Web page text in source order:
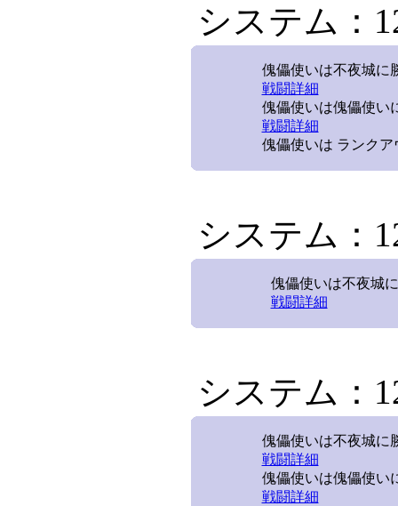
システム：
傀儡使いは不夜城に
戦闘詳細
傀儡使いは傀儡使い
戦闘詳細
傀儡使いは ランク
システム：
傀儡使いは不夜城
戦闘詳細
システム：
傀儡使いは不夜城に
戦闘詳細
傀儡使いは傀儡使い
戦闘詳細